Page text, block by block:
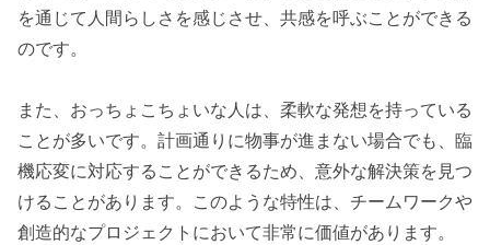
を通じて人間らしさを感じさせ、共感を呼ぶことができる
のです。
また、おっちょこちょいな人は、柔軟な発想を持っている
ことが多いです。計画通りに物事が進まない場合でも、臨
機応変に対応することができるため、意外な解決策を見つ
けることがあります。このような特性は、チームワークや
創造的なプロジェクトにおいて非常に価値があります。